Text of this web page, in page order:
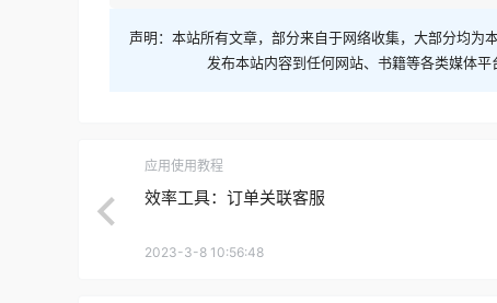
声明：本站所有文章，部分来自于网络收集，大部分均为
发布本站内容到任何网站、书籍等各类媒体
应用使用教程
效率工具：订单关联客服
2023-3-8 10:56:48